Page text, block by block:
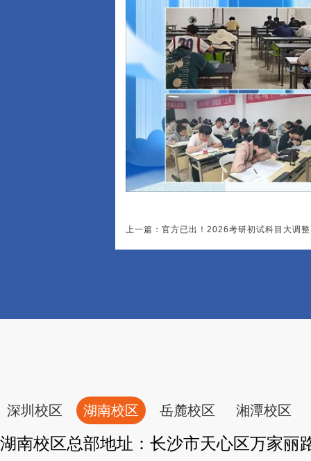
上一篇：官方已出！2026考研初试科目大调
深圳校区 湖南校区 岳麓校区 湘潭校区
湖南校区总部地址：长沙市天心区万家丽